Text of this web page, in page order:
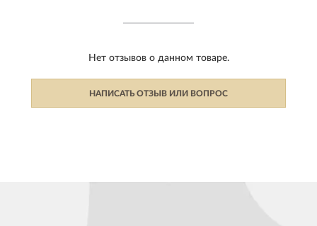
Нет отзывов о данном товаре.
НАПИСАТЬ ОТЗЫВ ИЛИ ВОПРОС